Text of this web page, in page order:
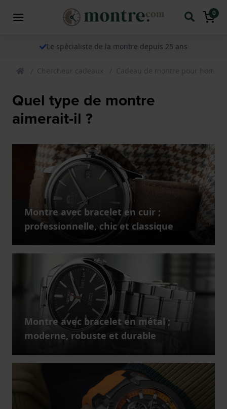
0
Le spécialiste de la montre depuis 25 ans
Chercheur cadeaux Cadeau de montre pour homme
Quel type de montre
aimerait-il ?
Montre avec bracelet en cuir ;
professionnelle, chic et classique
Montre avec bracelet en métal ;
moderne, robuste et durable